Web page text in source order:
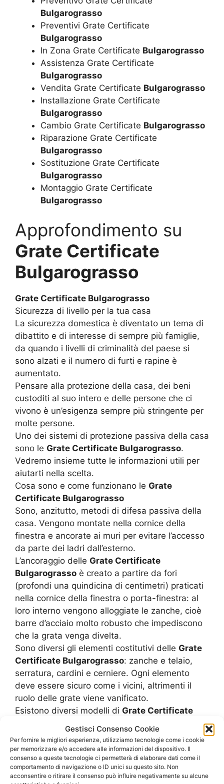
Gestisci Consenso Cookie
Per fornire le migliori esperienze, utilizziamo tecnologie come i cookie
per memorizzare e/o accedere alle informazioni del dispositivo. Il
consenso a queste tecnologie ci permetterà di elaborare dati come il
comportamento di navigazione o ID unici su questo sito. Non
acconsentire o ritirare il consenso può influire negativamente su alcune
Bulgarograsso
Preventivi Grate Certificate
Bulgarograsso
In Zona Grate Certificate Bulgarograsso
Assistenza Grate Certificate
Bulgarograsso
Vendita Grate Certificate Bulgarograsso
Installazione Grate Certificate
Bulgarograsso
Cambio Grate Certificate Bulgarograsso
Riparazione Grate Certificate
Bulgarograsso
Sostituzione Grate Certificate
Bulgarograsso
Montaggio Grate Certificate
Bulgarograsso
Approfondimento su
Grate Certificate
Bulgarograsso
Grate Certificate Bulgarograsso
Sicurezza di livello per la tua casa
La sicurezza domestica è diventato un tema di
dibattito e di interesse di sempre più famiglie,
da quando i livelli di criminalità del paese si
sono alzati e il numero di furti e rapine è
aumentato.
Pensare alla protezione della casa, dei beni
custoditi al suo intero e delle persone che ci
vivono è un’esigenza sempre più stringente per
molte persone.
Uno dei sistemi di protezione passiva della casa
sono le Grate Certificate Bulgarograsso.
Vedremo insieme tutte le informazioni utili per
aiutarti nella scelta.
Cosa sono e come funzionano le Grate
Certificate Bulgarograsso
Sono, anzitutto, metodi di difesa passiva della
casa. Vengono montate nella cornice della
finestra e ancorate ai muri per evitare l’accesso
da parte dei ladri dall’esterno.
L’ancoraggio delle Grate Certificate
Bulgarograsso è creato a partire da fori
(profondi una quindicina di centimetri) praticati
nella cornice della finestra o porta-finestra: al
loro interno vengono alloggiate le zanche, cioè
barre d’acciaio molto robusto che impediscono
che la grata venga divelta.
Sono diversi gli elementi costitutivi delle Grate
Certificate Bulgarograsso: zanche e telaio,
serratura, cardini e cerniere. Ogni elemento
deve essere sicuro come i vicini, altrimenti il
ruolo delle grate viene vanificato.
Esistono diversi modelli di Grate Certificate
-ad anta battente: si aprono come comuni
finestre, verso l’interno o verso l’esterno
-scorrevoli: utilizzano guide apposte al muro
laterale alla finestra per scorrere e “scomparire”;